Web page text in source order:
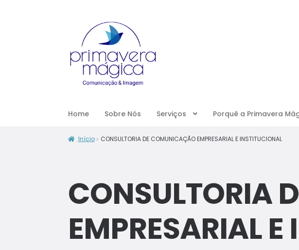
Home Sobre Nós Serviços Porquê a Primavera
Início CONSULTORIA DE COMUNICAÇÃO EMPRESARIAL E INSTITUCIONAL
CONSULTORIA
EMPRESARIAL